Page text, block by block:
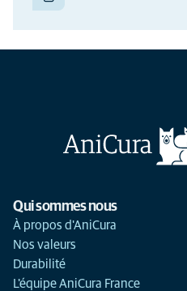
Qui sommes nous
À propos d'AniCura
Nos valeurs
Durabilité
L'équipe AniCura France